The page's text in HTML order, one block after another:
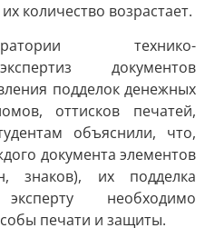
количество возрастает.
технико-
документов
подделок денежных
оттисков печатей,
объяснили, что,
документа элементов
знаков), их подделка
необходимо
печати и защиты.